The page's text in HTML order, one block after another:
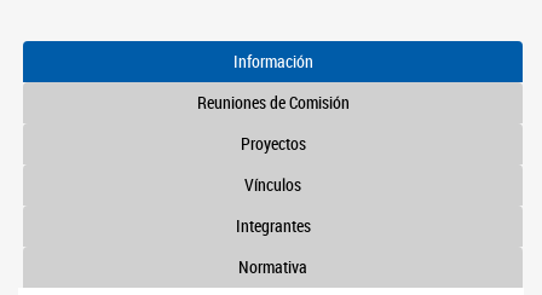
Información
Reuniones de Comisión
Proyectos
Vínculos
Integrantes
Normativa